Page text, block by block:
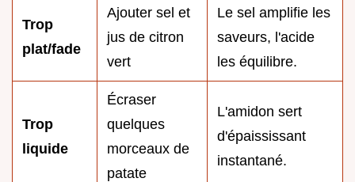
Trop
plat/fade
Ajouter sel et
jus de citron
vert
Le sel amplifie les
saveurs, l'acide
les équilibre.
Trop
liquide
Écraser
quelques
morceaux de
patate
L'amidon sert
d'épaississant
instantané.